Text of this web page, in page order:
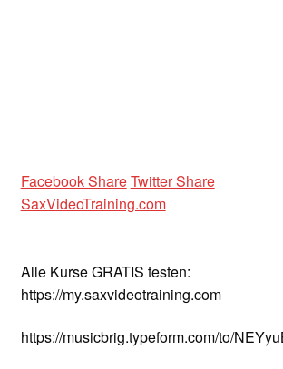
Facebook ShareTwitter Share
SaxVideoTraining.com
Alle Kurse GRATIS testen:
https://my.saxvideotraining.com
https://musicbrig.typeform.com/to/